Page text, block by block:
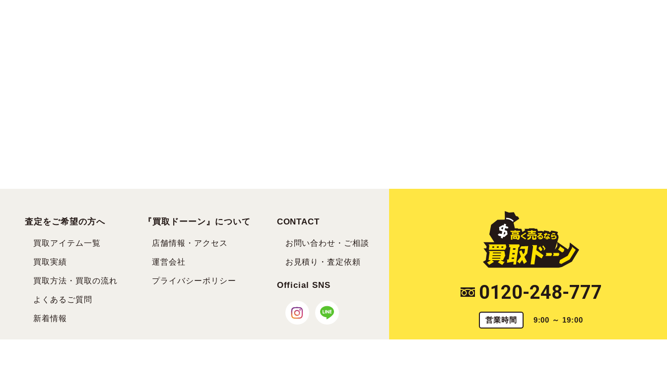
査定をご希望の方へ
買取アイテム一覧
買取実績
買取方法・買取の流れ
よくあるご質問
新着情報
『買取ドーーン』について
店舗情報・アクセス
運営会社
プライバシーポリシー
CONTACT
お問い合わせ・ご相談
お見積り・査定依頼
Official SNS 0120-248-777
営業時間 9:00 ～ 19:00